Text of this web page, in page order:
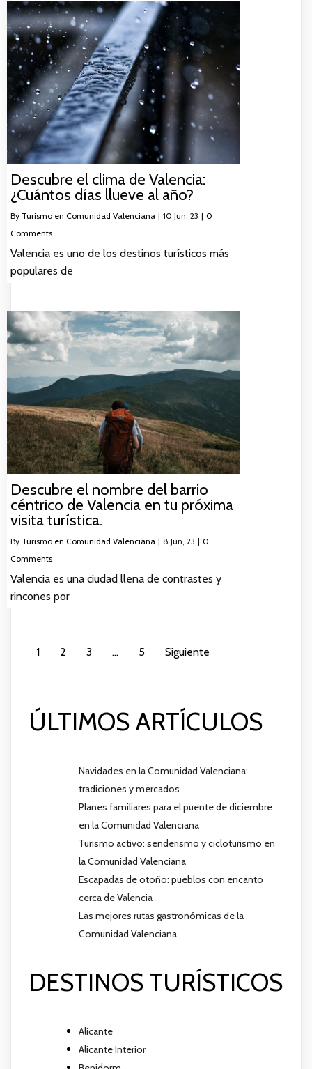
Descubre el clima de Valencia:
¿Cuántos días llueve al año?
By Turismo en Comunidad Valenciana | 10 Jun, 23 | 0
Comments
Valencia es uno de los destinos turísticos más
populares de
Descubre el nombre del barrio
céntrico de Valencia en tu próxima
visita turística.
By Turismo en Comunidad Valenciana | 8 Jun, 23 | 0
Comments
Valencia es una ciudad llena de contrastes y
rincones por
1 2 3 … 5 Siguiente
ÚLTIMOS ARTÍCULOS
Navidades en la Comunidad Valenciana:
tradiciones y mercados
Planes familiares para el puente de diciembre
en la Comunidad Valenciana
Turismo activo: senderismo y cicloturismo en
la Comunidad Valenciana
Escapadas de otoño: pueblos con encanto
cerca de Valencia
Las mejores rutas gastronómicas de la
Comunidad Valenciana
DESTINOS TURÍSTICOS
Alicante
Alicante Interior